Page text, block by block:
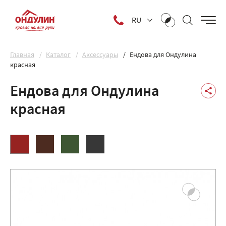
RU
Главная Каталог Аксессуары
Ендова для Ондулина
красная
Ендова для Ондулина
красная